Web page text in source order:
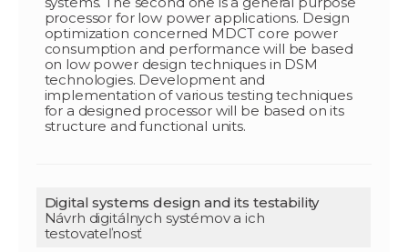
processor for low power applications. Design
optimization concerned MDCT core power
consumption and performance will be based
on low power design techniques in DSM
technologies. Development and
implementation of various testing techniques
for a designed processor will be based on its
structure and functional units.
Digital systems design and its testability
Návrh digitálnych systémov a ich
testovateľnosť